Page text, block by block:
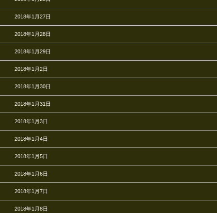
2018年1月27日
2018年1月28日
2018年1月29日
2018年1月2日
2018年1月30日
2018年1月31日
2018年1月3日
2018年1月4日
2018年1月5日
2018年1月6日
2018年1月7日
2018年1月8日